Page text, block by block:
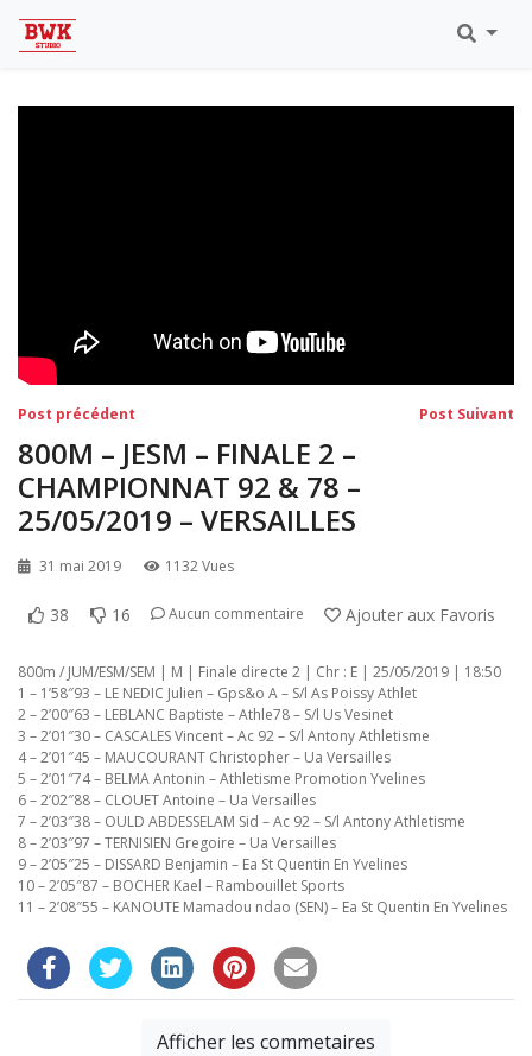
Eaubonne 2019
Navigation
de
l’article
Post précédent Post Suivant
800M – JESM – FINALE 2 –
CHAMPIONNAT 92 & 78 –
25/05/2019 – VERSAILLES
31 mai 2019 1132 Vues
38 16 Aucun commentaire Ajouter aux Favoris
800m / JUM/ESM/SEM | M | Finale directe 2 | Chr : E | 25/05/2019 | 18:50
1 – 1’58″93 – LE NEDIC Julien – Gps&o A – S/l As Poissy Athlet
2 – 2’00″63 – LEBLANC Baptiste – Athle78 – S/l Us Vesinet
3 – 2’01″30 – CASCALES Vincent – Ac 92 – S/l Antony Athletisme
4 – 2’01″45 – MAUCOURANT Christopher – Ua Versailles
5 – 2’01″74 – BELMA Antonin – Athletisme Promotion Yvelines
6 – 2’02″88 – CLOUET Antoine – Ua Versailles
7 – 2’03″38 – OULD ABDESSELAM Sid – Ac 92 – S/l Antony Athletisme
8 – 2’03″97 – TERNISIEN Gregoire – Ua Versailles
9 – 2’05″25 – DISSARD Benjamin – Ea St Quentin En Yvelines
10 – 2’05″87 – BOCHER Kael – Rambouillet Sports
11 – 2’08″55 – KANOUTE Mamadou ndao (SEN) – Ea St Quentin En Yvelines
Afficher les commetaires